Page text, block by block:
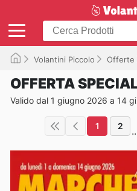
Volantini Piccolo Offerte
OFFERTA
Valido dal 1 giugno 2026 a 14
1 2